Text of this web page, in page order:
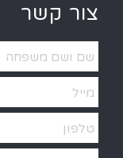
צור קשר